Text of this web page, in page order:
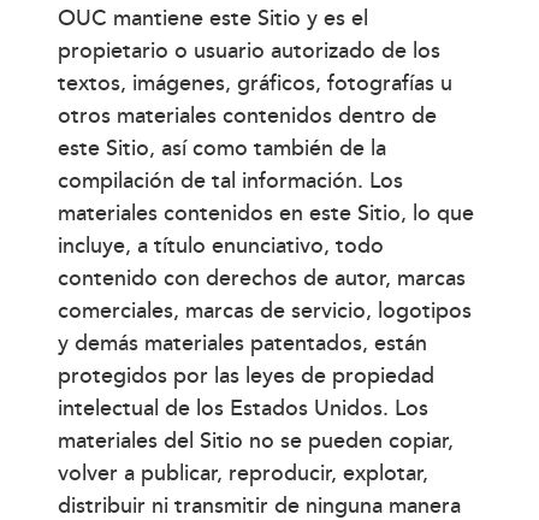
OUC mantiene este Sitio y es el
propietario o usuario autorizado de los
textos, imágenes, gráficos, fotografías u
otros materiales contenidos dentro de
este Sitio, así como también de la
compilación de tal información. Los
materiales contenidos en este Sitio, lo que
incluye, a título enunciativo, todo
contenido con derechos de autor, marcas
comerciales, marcas de servicio, logotipos
y demás materiales patentados, están
protegidos por las leyes de propiedad
intelectual de los Estados Unidos. Los
materiales del Sitio no se pueden copiar,
volver a publicar, reproducir, explotar,
distribuir ni transmitir de ninguna manera